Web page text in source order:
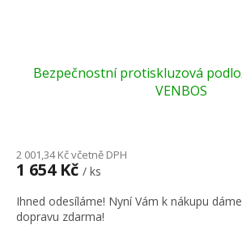
Bezpečnostní protiskluzová
VENBOS
2 001,34 Kč včetně DPH
1 654 Kč / ks
Ihned odesíláme! Nyní Vám k nákupu
dopravu zdarma!